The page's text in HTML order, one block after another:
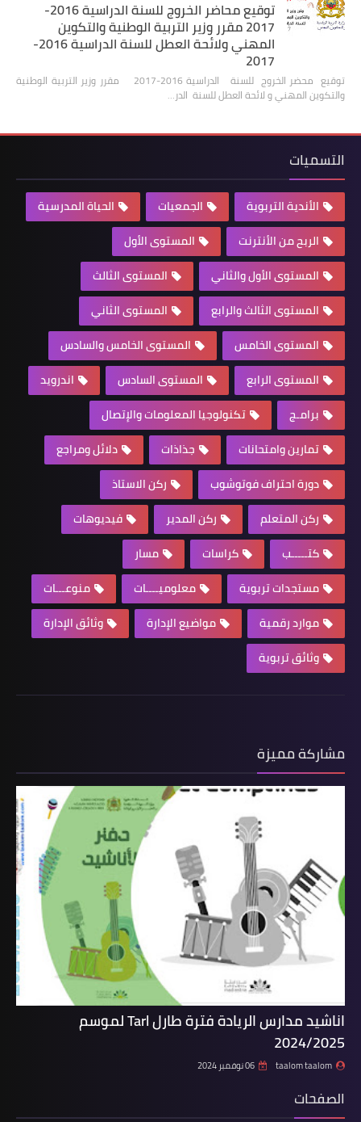
توقيع محاضر الخروج للسنة الدراسية 2016-
2017 مقرر وزير التربية الوطنية والتكوين
المهني ولائحة العطل للسنة الدراسية 2016-
2017
توقيع محضر الخروج للسنة الدراسية 2016-2017 مقرر وزير التربية الوطنية
والتكوين المهني و لائحة العطل للسنة الدر…
التسميات
الأندية التربوية الجمعيات
الحياة المدرسية
الربح من الأنترنت
المستوى الأول
المستوى الأول والثاني
المستوى الثالث
المستوى الثالث والرابع
المستوى الثاني
المستوى الخامس
المستوى الخامس والسادس
المستوى الرابع
المستوى السادس
اندرويد
برامـج
تكنولوجيا المعلومات والإتصال
تمارين وامتحانات
جذاذات
دلائل ومراجع
دورة احتراف فوتوشوب
ركن الاستاذ
ركن المتعلم
ركن المدير
فيديوهات
كتـــــب
كراسات
مسار
مستجدات تربوية
معلوميــــات
منوعـــات
موارد رقمية
مواضيع الإدارة
وثائق الإدارة
وثائق تربوية
مشاركة مميزة
اناشيد مدارس الريادة فترة طارل Tarl لموسم
2024/2025
taalom taalom 06 نوفمبر 2024
الصفحات